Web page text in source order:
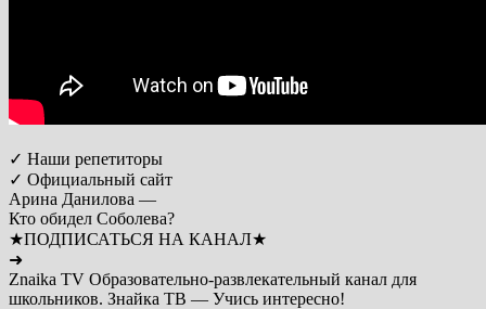
✓ Наши репетиторы
✓ Официальный сайт
Арина Данилова —
Кто обидел Соболева?
★ПОДПИСАТЬСЯ НА КАНАЛ★
➜
Znaika TV Образовательно-развлекательный канал для
школьников. Знайка ТВ — Учись интересно!